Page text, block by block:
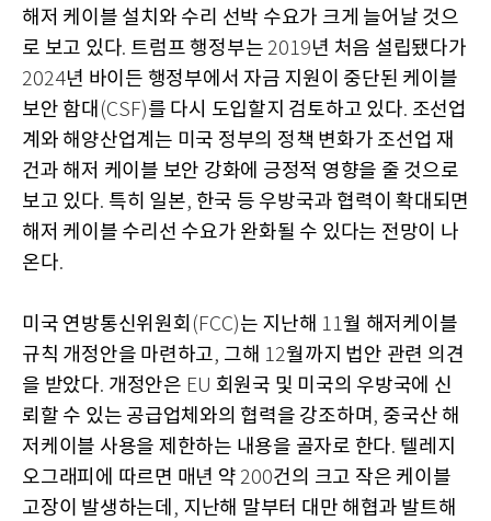
해저 케이블 설치와 수리 선박 수요가 크게 늘어날 것으
로 보고 있다. 트럼프 행정부는 2019년 처음 설립됐다가
2024년 바이든 행정부에서 자금 지원이 중단된 케이블
보안 함대 (CSF)를 다시 도입할지 검토하고 있다. 조선업
계와 해양산업계는 미국 정부의 정책 변화가 조선업 재
건과 해저 케이블 보안 강화에 긍정적 영향을 줄 것으로
보고 있다. 특히 일본, 한국 등 우방국과 협력이 확대되면
해저 케이블 수리선 수요가 완화될 수 있다는 전망이 나
온다.
미국 연방통신위원회 (FCC)는 지난해 11월 해저케이블
규칙 개정안을 마련하고, 그해 12월까지 법안 관련 의견
을 받았다. 개정안은 EU 회원국 및 미국의 우방국에 신
뢰할 수 있는 공급업체와의 협력을 강조하며 , 중국산 해
저케이블 사용을 제한하는 내용을 골자로 한다. 텔레지
오그래피에 따르면 매년 약 200건의 크고 작은 케이블
고장이 발생하는데 , 지난해 말부터 대만 해협과 발트해